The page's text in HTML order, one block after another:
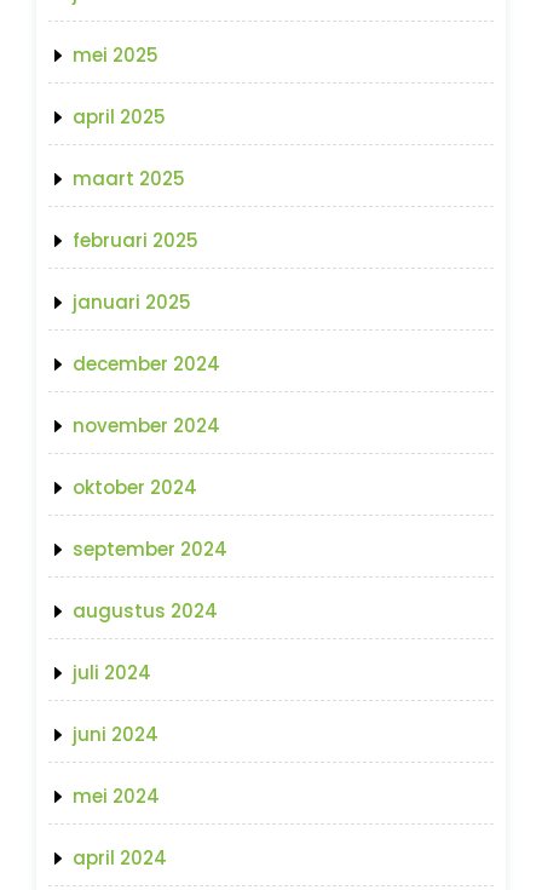
mei 2025
april 2025
maart 2025
februari 2025
januari 2025
december 2024
november 2024
oktober 2024
september 2024
augustus 2024
juli 2024
juni 2024
mei 2024
april 2024